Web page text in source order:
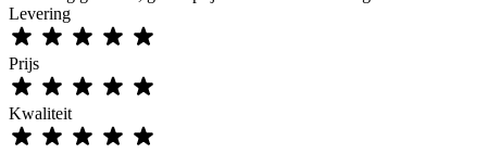
Levering
Prijs
Kwaliteit